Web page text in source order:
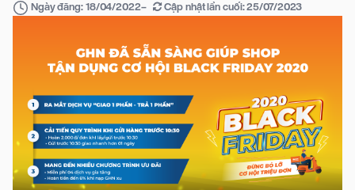
Ngày đăng: 18/04/2022– Cập nhật lần cuối:25/07/2023